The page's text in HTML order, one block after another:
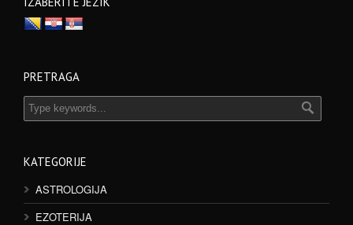
PRETRAGA
KATEGORIJE
ASTROLOGIJA
EZOTERIJA